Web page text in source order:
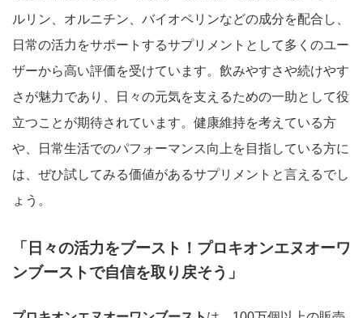
ルリン、オルニチン、バイオペリンなどの成分を配合し、
日常の活力をサポートするサプリメントとして多くのユー
ザーから高い評価を受けています。飲みやすさや続けやす
さが魅力であり、日々の元気を支えるための一助として役
立つことが期待されています。健康維持を考えている方
や、日常生活でのパフォーマンス向上を目指している方に
は、ぜひ試してみる価値があるサプリメントと言えるでし
ょう。
「日々の活力をブースト！プロキオンエヌオーワ
ンブーストで自信を取り戻そう」